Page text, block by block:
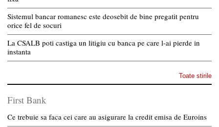
Sistemul bancar romanesc este deosebit de bine pregatit pentru
orice fel de socuri
La CSALB poti castiga un litigiu cu banca pe care l-ai pierde in
instanta
Toate stirile
First Bank
Ce trebuie sa faca cei care au asigurare la credit emisa de Euroins